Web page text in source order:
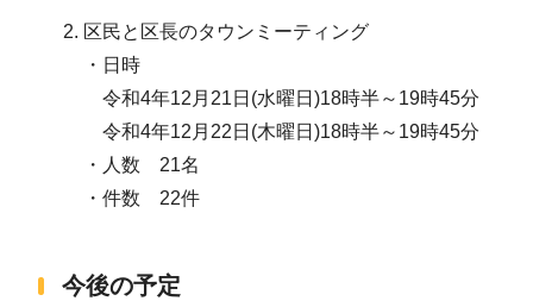
区民と区長のタウンミーティング
・日時
令和4年12月21日(水曜日)18時半～19時45分
令和4年12月22日(木曜日)18時半～19時45分
・人数 21名
・件数 22件
今後の予定